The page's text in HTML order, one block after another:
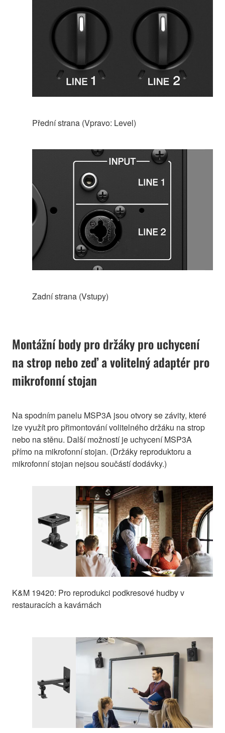
Přední strana (Vpravo: Level)
Zadní strana (Vstupy)
Montážní body pro držáky pro uchycení
na strop nebo zeď a volitelný adaptér pro
mikrofonní stojan
Na spodním panelu MSP3A jsou otvory se závity, které
lze využít pro přimontování volitelného držáku na strop
nebo na stěnu. Další možností je uchycení MSP3A
přímo na mikrofonní stojan. (Držáky reproduktoru a
mikrofonní stojan nejsou součástí dodávky.)
K&M 19420: Pro reprodukci podkresové hudby v
restauracích a kavárnách